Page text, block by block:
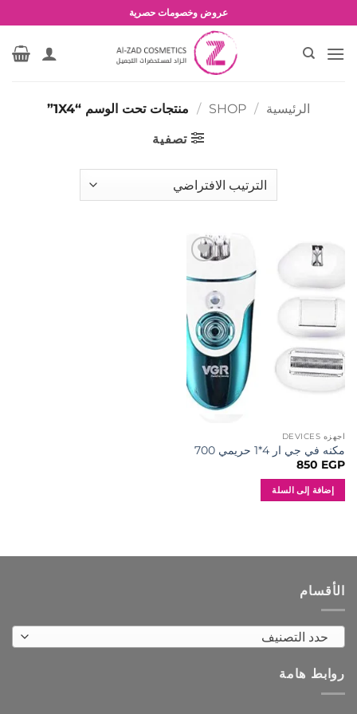
للمحتوى
عروض وخصومات حصرية
الرئيسية /
SHOP
/ منتجات تحت الوسم “1X4”
تصفية
إلى
المفضلة
اجهزه DEVICES
مكنه في جي ار 4*1 حريمي 700
850 EGP
إضافة إلى السلة
الأقسام
حدد التصنيف
روابط هامة